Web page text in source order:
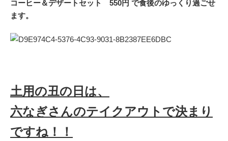
コーヒー＆デザートセット 550円 で食後のゆっくり過ごせ
ます。
土用の丑の日は、
六なぎさんのテイクアウトで決まり
ですね！！